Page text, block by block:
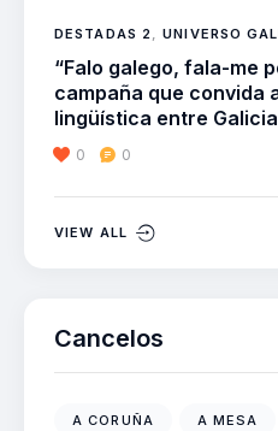
DESTADAS 2,UNIVERSO
“Falo galego, fala-me
campaña que convida
lingüística entre
0 0
VIEW ALL
Cancelos
A CORUÑA A MESA